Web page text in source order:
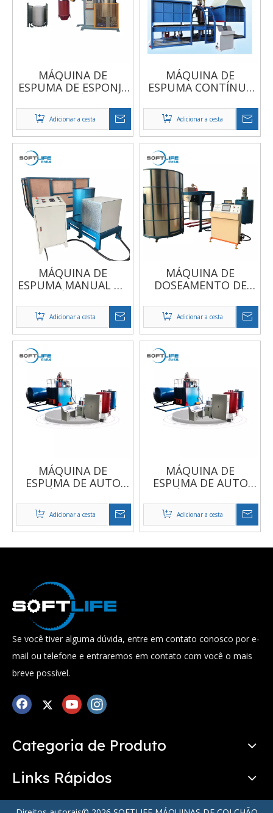
MÁQUINA DE
ESPUMA DE ESPONJA
Adicionar a cesta
MÁQUINA DE
ESPUMA CONTÍNUA
AUTOMÁTICOS
Adicionar a cesta
MÁQUINA DE
ESPUMA MANUAL DE
Adicionar a cesta
MÁQUINA DE
DOSEAMENTO DE
AUTOMÁTICA
Adicionar a cesta
MÁQUINA DE
ESPUMA DE AUTO
DISPOSITIVO DE
TOPPRESSING
Adicionar a cesta
MÁQUINA DE
ESPUMA DE AUTO
DISPOSITIVO DE
TOPPRESSING
Adicionar a cesta
Se você tiver alguma dúvida, entre em contato conosco por e-
mail ou telefone e entraremos em contato com você o mais
breve possível.
Categoria de Produto
Links Rápidos